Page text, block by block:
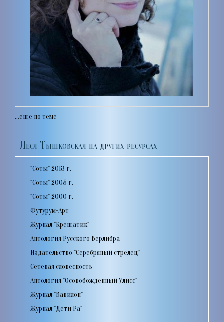
...еще по теме
Леся Тышковская на других ресурсах
"Соты" 2013 г.
"Соты" 2005 г.
"Соты" 2000 г.
Футурум-Арт
Журнал "Крещатик"
Антология Русского Верлибра
Издательство "Серебряный стрелец"
Сетевая словесность
Антология "Осовобожденный Улисс"
Журнал "Вавилон"
Журнал "Дети Ра"